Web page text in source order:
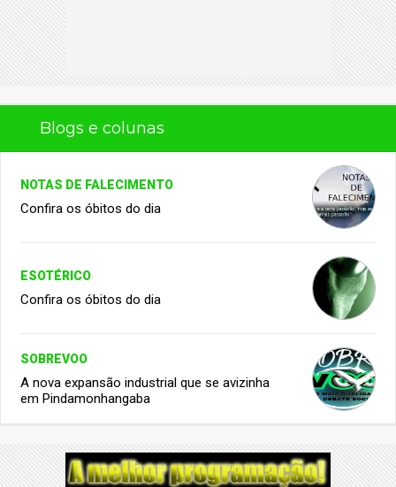
Blogs e colunas
NOTAS DE FALECIMENTO
Confira os óbitos do dia
ESOTÉRICO
Confira os óbitos do dia
SOBREVOO
A nova expansão industrial que se avizinha
em Pindamonhangaba